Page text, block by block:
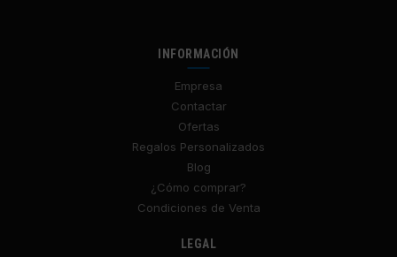
INFORMACIÓN
Empresa
Contactar
Ofertas
Regalos Personalizados
Blog
¿Cómo comprar?
Condiciones de Venta
LEGAL